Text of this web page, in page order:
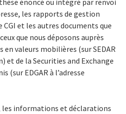
énoncé ou intégré par renvoi
les rapports de gestion
et les autres documents que
que nous déposons auprès
en valeurs mobilières (sur SEDAR
et de la Securities and Exchange
(sur EDGAR à l’adresse
informations et déclarations